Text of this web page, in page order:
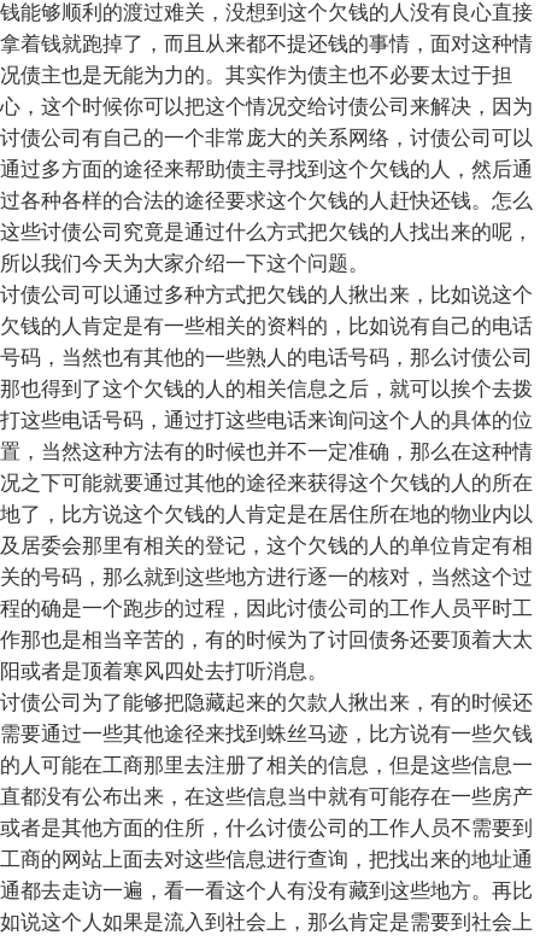
钱能够顺利的渡过难关，没想到这个欠钱的人没有良心直接
拿着钱就跑掉了，而且从来都不提还钱的事情，面对这种情
况债主也是无能为力的。其实作为债主也不必要太过于担
心，这个时候你可以把这个情况交给讨债公司来解决，因为
讨债公司有自己的一个非常庞大的关系网络，讨债公司可以
通过多方面的途径来帮助债主寻找到这个欠钱的人，然后通
过各种各样的合法的途径要求这个欠钱的人赶快还钱。怎么
这些讨债公司究竟是通过什么方式把欠钱的人找出来的呢，
所以我们今天为大家介绍一下这个问题。
讨债公司可以通过多种方式把欠钱的人揪出来，比如说这个
欠钱的人肯定是有一些相关的资料的，比如说有自己的电话
号码，当然也有其他的一些熟人的电话号码，那么讨债公司
那也得到了这个欠钱的人的相关信息之后，就可以挨个去拨
打这些电话号码，通过打这些电话来询问这个人的具体的位
置，当然这种方法有的时候也并不一定准确，那么在这种情
况之下可能就要通过其他的途径来获得这个欠钱的人的所在
地了，比方说这个欠钱的人肯定是在居住所在地的物业内以
及居委会那里有相关的登记，这个欠钱的人的单位肯定有相
关的号码，那么就到这些地方进行逐一的核对，当然这个过
程的确是一个跑步的过程，因此讨债公司的工作人员平时工
作那也是相当辛苦的，有的时候为了讨回债务还要顶着大太
阳或者是顶着寒风四处去打听消息。
讨债公司为了能够把隐藏起来的欠款人揪出来，有的时候还
需要通过一些其他途径来找到蛛丝马迹，比方说有一些欠钱
的人可能在工商那里去注册了相关的信息，但是这些信息一
直都没有公布出来，在这些信息当中就有可能存在一些房产
或者是其他方面的住所，什么讨债公司的工作人员不需要到
工商的网站上面去对这些信息进行查询，把找出来的地址通
通都去走访一遍，看一看这个人有没有藏到这些地方。再比
如说这个人如果是流入到社会上，那么肯定是需要到社会上